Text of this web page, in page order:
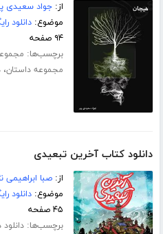
از:جواد سعیدی
موضوع:دانلود
۹۴ صفحه
برچسب‌ها:
مجموعه داستان،
دانلود کتاب آخرین تبعیدی
از:صبا ابراهیمی
موضوع:دانلود
۴۵ صفحه
برچسب‌ها: